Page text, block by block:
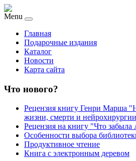
Menu
Главная
Подарочные издания
Каталог
Новости
Карта сайта
Что нового?
Рецензия книгу Генри Марша
жизни, смерти и
Рецензия на книгу "Что забыла
Особенности выбора
Продуктивное чтение
Книга с электронным деревом